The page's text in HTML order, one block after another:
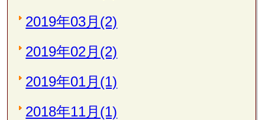
2019年03月(2)
2019年02月(2)
2019年01月(1)
2018年11月(1)